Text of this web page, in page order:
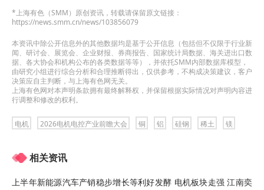
深层挑战。
机器人产业正处于技术创新与市场开拓的关键培育
期，亟待明确发展方向、突破核心部件瓶颈、连通
市场资源以化解产能闲置与投资疑虑，推动行业需
受政策导向与技术成熟度双重影响，当前亟需在动
态的政策环境中明晰产业路径，攻克关键零部件技
*上海有色（SMM）原创资讯，转载请保留原文链接：
https://news.smm.cn/news/103856079
本资讯中除公开信息外的其他数据均是基于公开信息（包括但不仅限于行业新
闻、研讨会、展览会、企业财报、券商报告、国家统计局数据、海关进出口数
据、各大协会和机构公布的各类数据等等），并依托SMM内部数据库模型，
由研究小组进行综合分析和合理推断得出，仅供参考，不构成决策建议，客户
决策应自主判断，与上海有色网无关。
上海有色网对本声明条款拥有最终解释权，并保留根据实际情况对声明内容进
行调整和修改的权利。
电机 2026电机电控产业前瞻大会 铜 铝 硅钢 稀土 镁
相关资讯
上半年新能源汽车产销稳步增长等利好发酵 电机板块走强 江南奕